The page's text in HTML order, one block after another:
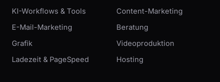
KI-Workflows & Tools
Content-Marketing
E-Mail-Marketing
Beratung
Grafik
Videoproduktion
Ladezeit & PageSpeed
Hosting